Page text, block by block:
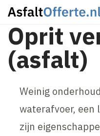
Oprit
(asfalt)
Weinig
waterafvoer, een
zijn